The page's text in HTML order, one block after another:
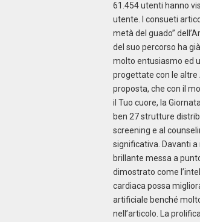
61.454 utenti hanno
utente. I consueti
metà del guado”
del suo percorso ha
molto entusiasmo ed
progettate con le altre
proposta, che con il
il Tuo cuore, la
ben 27 strutture
screening e al
significativa. Davanti
brillante messa a
dimostrato come
cardiaca possa
artificiale benché
nell’articolo. La